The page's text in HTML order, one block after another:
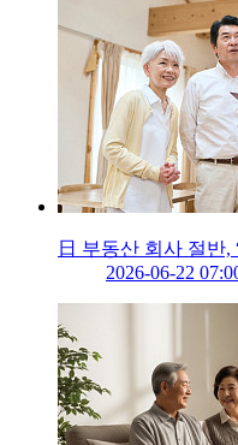
日 부동산 회사 절반
2026-06-22